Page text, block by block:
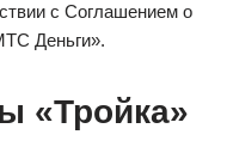
с Соглашением о
Деньги».
«Тройка»